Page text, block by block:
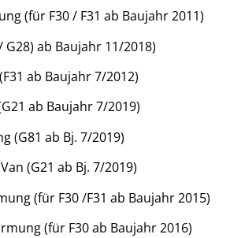
(für F30 / F31 ab Baujahr 2011)
ab Baujahr 11/2018)
ab Baujahr 7/2012)
ab Baujahr 7/2019)
(G81 ab Bj. 7/2019)
(G21 ab Bj. 7/2019)
(für F30 /F31 ab Baujahr 2015)
(für F30 ab Baujahr 2016)